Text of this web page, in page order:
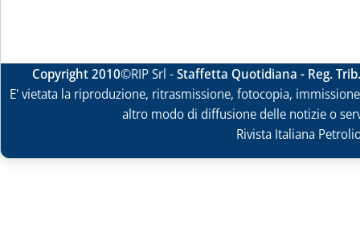
Copyright 2010©RIP Srl -Staffetta Quotidiana - Reg.
E' vietata la riproduzione, ritrasmissione, fotocopia,
altro modo di diffusione delle notizie o
Rivista Italiana